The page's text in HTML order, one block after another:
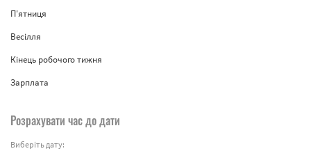
П'ятниця
Весілля
Кінець робочого тижня
Зарплата
Розрахувати час до дати
Виберіть дату: